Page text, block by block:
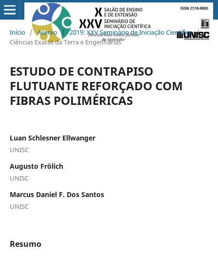
Início / Acervo / 2019: XXV Seminário de Iniciação Científica /
Ciências Exatas da Terra e Engenharias
ESTUDO DE CONTRAPISO
FLUTUANTE REFORÇADO COM
FIBRAS POLIMÉRICAS
Luan Schlesner Ellwanger
UNISC
Augusto Frölich
UNISC
Marcus Daniel F. Dos Santos
UNISC
Resumo